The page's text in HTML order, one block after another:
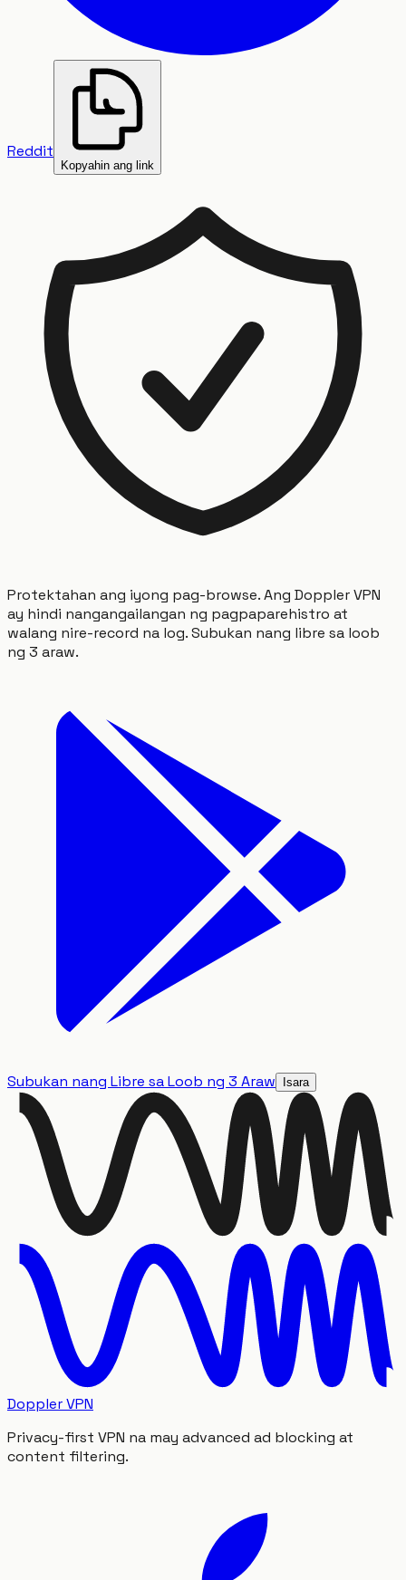
Reddit
Kopyahin ang link
Protektahan ang iyong pag-browse. Ang Doppler VPN
ay hindi nangangailangan ng pagpaparehistro at
walang nire-record na log. Subukan nang libre sa loob
ng 3 araw.
Subukan nang Libre sa Loob ng 3 Araw Isara
Doppler VPN
Privacy-first VPN na may advanced ad blocking at
content filtering.